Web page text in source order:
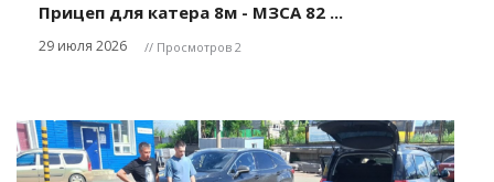
Прицеп для катера 8м - МЗСА 82 ...
29 июля 2026 // Просмотров 2